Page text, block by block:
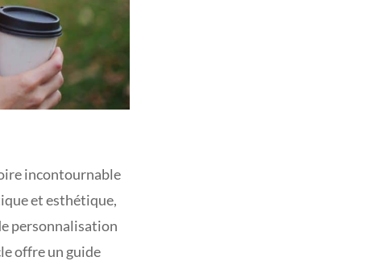
incontournable
et esthétique,
personnalisation
offre un guide